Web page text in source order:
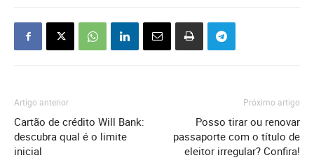
Artigo anterior
Cartão de crédito Will Bank:
descubra qual é o limite
inicial
Próximo artigo
Posso tirar ou renovar
passaporte com o título de
eleitor irregular? Confira!